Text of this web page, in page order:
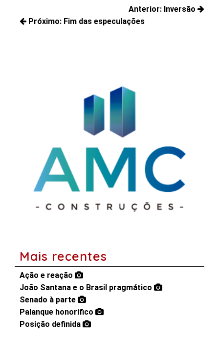
de
Anterior: Inversão
Próximo: Fim das especulações
Mais recentes
Ação e reação
João Santana e o Brasil pragmático
Senado à parte
Palanque honorífico
Posição definida